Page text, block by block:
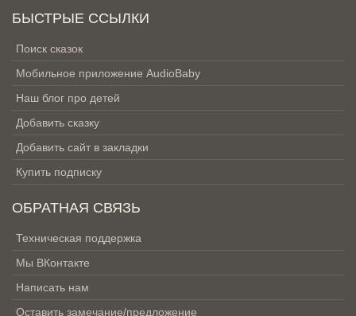
БЫСТРЫЕ ССЫЛКИ
Поиск сказок
Мобильное приложение AudioBaby
Наш блог про детей
Добавить сказку
Добавить сайт в закладки
Купить подписку
ОБРАТНАЯ СВЯЗЬ
Техническая поддержка
Мы ВКонтакте
Написать нам
Оставить замечание/предложение